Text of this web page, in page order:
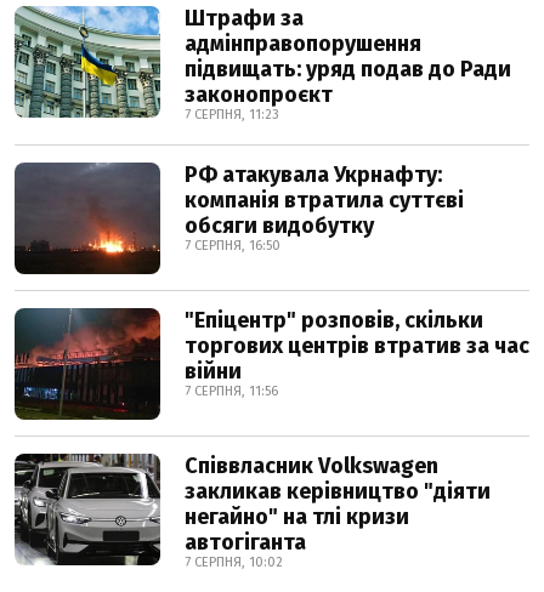
Штрафи за
адмінправопорушення
підвищать: уряд подав до Ради
законопроєкт
7 СЕРПНЯ, 11:23
РФ атакувала Укрнафту:
компанія втратила суттєві
обсяги видобутку
7 СЕРПНЯ, 16:50
"Епіцентр" розповів, скільки
торгових центрів втратив за час
війни
7 СЕРПНЯ, 11:56
Співвласник Volkswagen
закликав керівництво "діяти
негайно" на тлі кризи
автогіганта
7 СЕРПНЯ, 10:02